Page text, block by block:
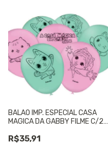
BALAO IMP. ESPECIAL CASA
MAGICA DA GABBY FILME C/25
R$35,91